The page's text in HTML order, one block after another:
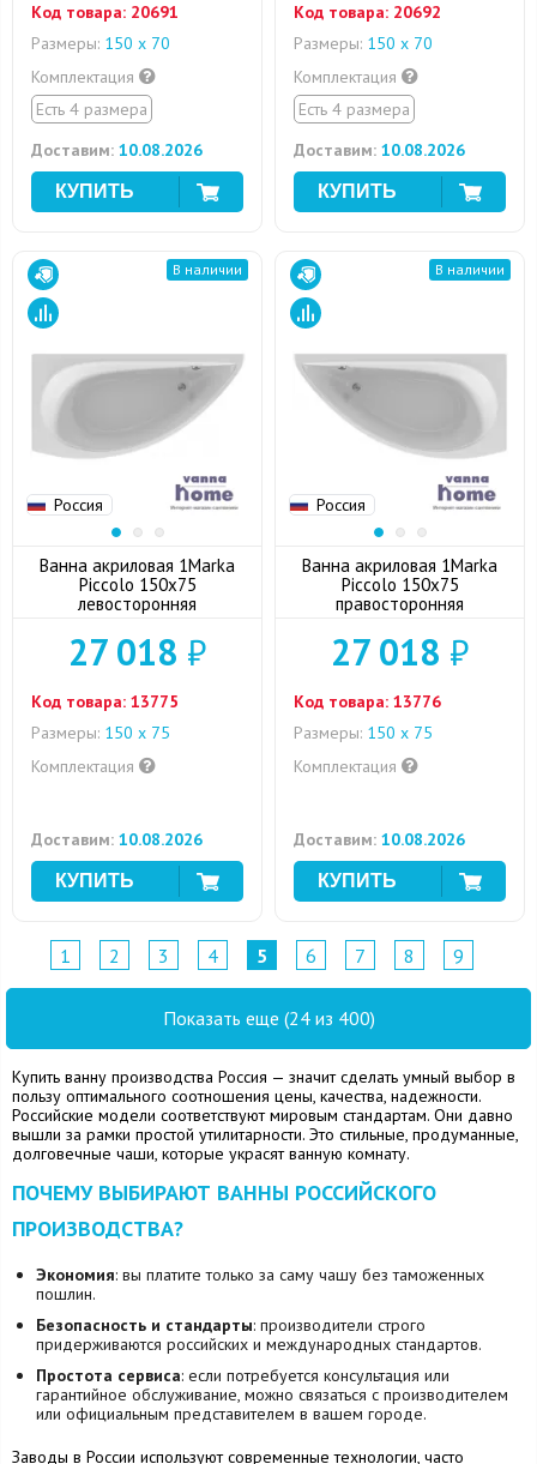
Код товара: 20691
Размеры: 150 х 70
Комплектация
Есть 4 размера
Доставим: 10.08.2026
Код товара: 20692
Размеры: 150 х 70
Комплектация
Есть 4 размера
Доставим: 10.08.2026
Россия
В наличии
Ванна акриловая 1Marka
Piccolo 150x75
левосторонняя
27 018 ₽
Код товара: 13775
Размеры: 150 х 75
Комплектация
Доставим: 10.08.2026
Россия
В наличии
Ванна акриловая 1Marka
Piccolo 150x75
правосторонняя
27 018 ₽
Код товара: 13776
Размеры: 150 х 75
Комплектация
Доставим: 10.08.2026
1 2 3 4 5 6 7 8 9
Показать еще (24 из 400)
Купить ванну производства Россия — значит сделать умный выбор в
пользу оптимального соотношения цены, качества, надежности.
Российские модели соответствуют мировым стандартам. Они давно
вышли за рамки простой утилитарности. Это стильные, продуманные,
долговечные чаши, которые украсят ванную комнату.
ПОЧЕМУ ВЫБИРАЮТ ВАННЫ РОССИЙСКОГО
ПРОИЗВОДСТВА?
Экономия: вы платите только за саму чашу без таможенных
пошлин.
Безопасность и стандарты: производители строго
придерживаются российских и международных стандартов.
Простота сервиса: если потребуется консультация или
гарантийное обслуживание, можно связаться с производителем
или официальным представителем в вашем городе.
Заводы в России используют современные технологии, часто